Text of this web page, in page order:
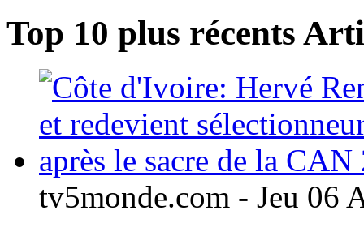
Top 10 plus récents
tv5monde.com - Jeu 06